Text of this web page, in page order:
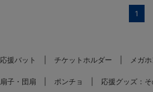
1
応援バット チケットホルダー メガ
扇子・団扇 ポンチョ 応援グッズ：